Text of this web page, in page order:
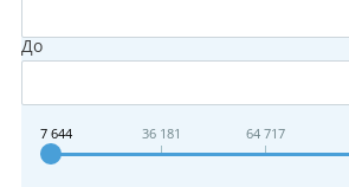
До
7 644 36 181 64 717